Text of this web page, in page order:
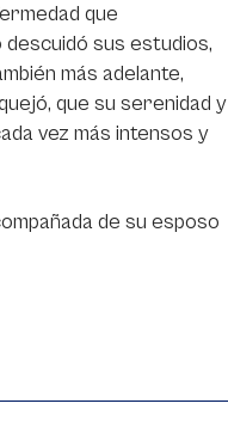
que
sus estudios,
más adelante,
que su serenidad y
vez más intensos y
de su esposo